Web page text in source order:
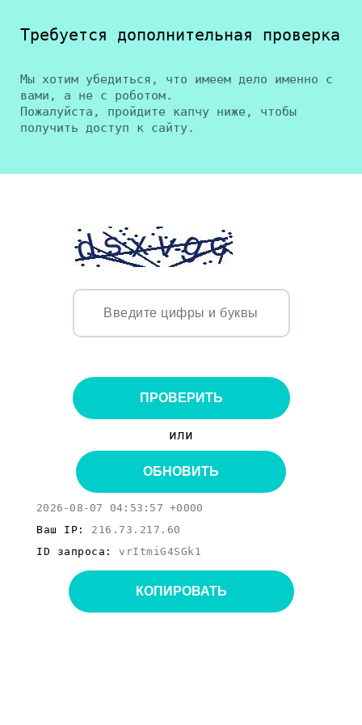
Требуется дополнительная проверка
Мы хотим убедиться, что имеем дело именно с
вами, а не с роботом.
Пожалуйста, пройдите капчу ниже, чтобы
получить доступ к сайту.
ПРОВЕРИТЬ
или
ОБНОВИТЬ
2026-08-07 04:53:57 +0000
Ваш IP: 216.73.217.60
ID запроса: vrItmiG4SGk1
КОПИРОВАТЬ